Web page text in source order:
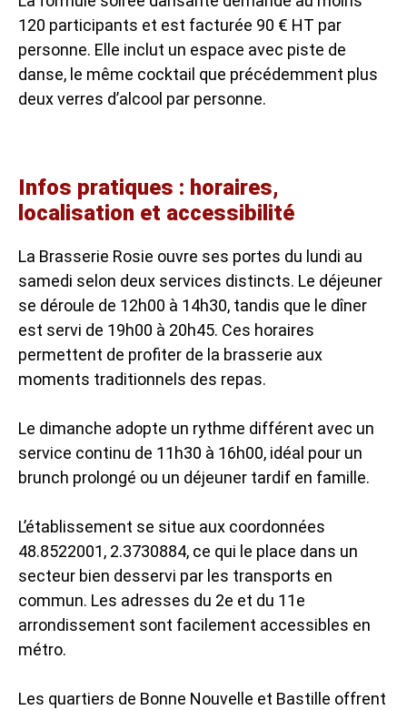
120 participants et est facturée 90 € HT par
personne. Elle inclut un espace avec piste de
danse, le même cocktail que précédemment plus
deux verres d’alcool par personne.
Infos pratiques : horaires,
localisation et accessibilité
La Brasserie Rosie ouvre ses portes du lundi au
samedi selon deux services distincts. Le déjeuner
se déroule de 12h00 à 14h30, tandis que le dîner
est servi de 19h00 à 20h45. Ces horaires
permettent de profiter de la brasserie aux
moments traditionnels des repas.
Le dimanche adopte un rythme différent avec un
service continu de 11h30 à 16h00, idéal pour un
brunch prolongé ou un déjeuner tardif en famille.
L’établissement se situe aux coordonnées
48.8522001, 2.3730884, ce qui le place dans un
secteur bien desservi par les transports en
commun. Les adresses du 2e et du 11e
arrondissement sont facilement accessibles en
métro.
Les quartiers de Bonne Nouvelle et Bastille offrent